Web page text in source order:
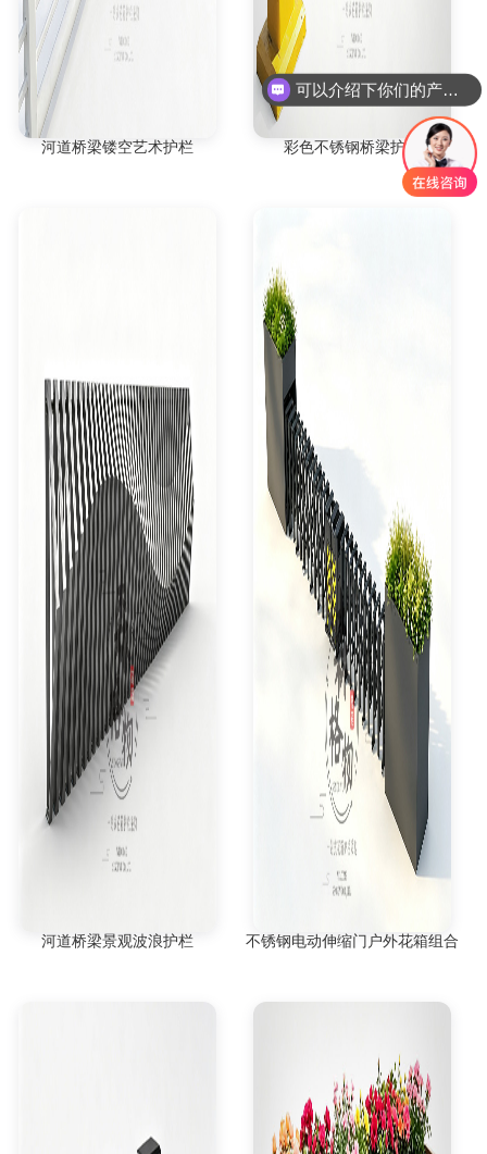
河道桥梁镂空艺术护栏 彩色不锈钢桥梁护栏
河道桥梁景观波浪护栏 不锈钢电动伸缩门户外花箱组合
可以介绍下你们的产品么